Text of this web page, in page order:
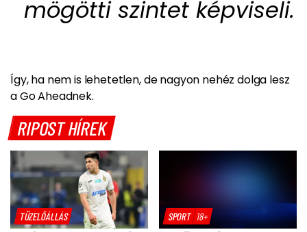
mögötti szintet képviseli.
Így, ha nem is lehetetlen, de nagyon nehéz dolga lesz
a Go Aheadnek.
RIPOST HÍREK
TÜZELŐÁLLÁS SPORT 18+